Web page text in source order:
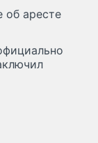
об аресте